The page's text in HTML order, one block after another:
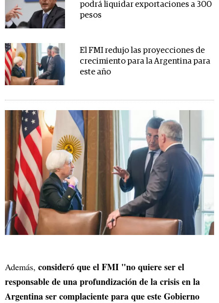
podrá liquidar exportaciones a 300
pesos
El FMI redujo las proyecciones de
crecimiento para la Argentina para
este año
Además, consideró que el FMI "no quiere ser el
responsable de una profundización de la crisis en la
Argentina ser complaciente para que este Gobierno